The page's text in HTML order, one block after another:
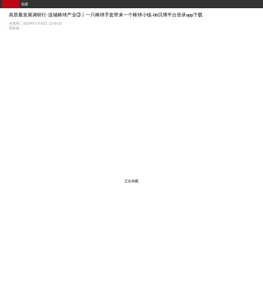
福建
高质量发展调研行·连城棒球产业③丨一只棒球手套带来一个棒球小镇-bb贝博平台登录app下载
央视网 | 2023年07月05日 12:06:02
原标题：
正在加载